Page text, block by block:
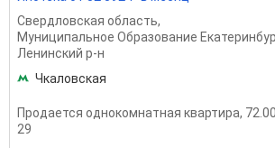
Свердловская область,
Муниципальное Образование
Ленинский р-н
Чкаловская
Продается однокомнатная квартира,
29